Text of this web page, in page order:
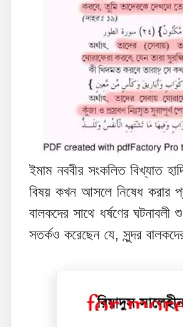
ইমাম নববীর সংকলিত বিখ্যাত
বিষয় কখন আসলে নিষেধ করার
বালকদের সাথে ধর্ষণের
সতর্কও করেছেন যে, সুন্দর